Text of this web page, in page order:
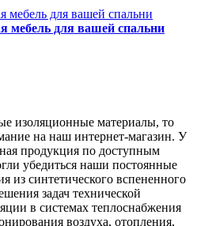
мебель для вашей спальни
изоляционные материалы, то
на наш интернет-магазин. У
продукция по доступным
убедиться наши постоянные
из синтетического вспененного
задач технической
в системах теплоснабжения
воздуха, отопления,